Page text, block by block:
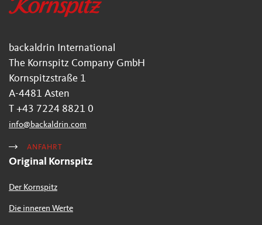
backaldrin International
The Kornspitz Company GmbH
Kornspitzstraße 1
A-4481 Asten
T +43 7224 8821 0
info@backaldrin.com
ANFAHRT
Original Kornspitz
Der Kornspitz
Die inneren Werte